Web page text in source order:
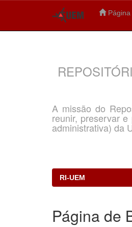
Página
A missão do
reunir, preservar
administrativa) da
RI-UEM
Página de